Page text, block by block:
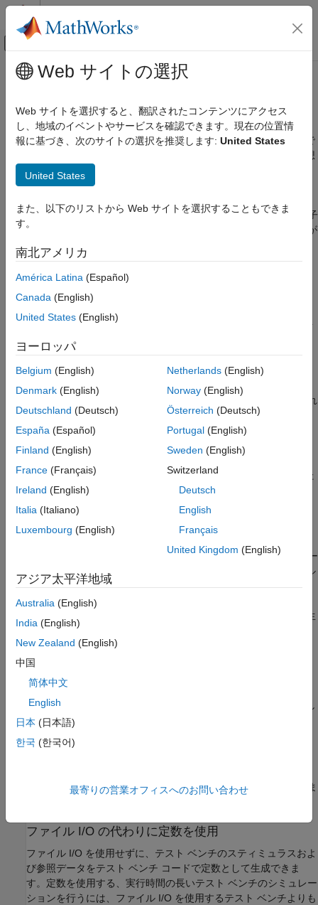
コンテンツへスキップ
オフキャンバス ナビゲーション メ
ドキュメンテーションのホーム
FPGA、ASIC、および SoC 開発
HDL Coder
検証
テスト ベンチ生成
テスト ベンチ生成の仕組み
テスト ベンチ データ ファイル
テスト ベンチのデータ型の制限事項
ファイル I/O の代わりに定数を使用
メインコンテンツ
テスト ベンチ生成
Simulink モデルで指定するサブシステムまたはモデル参照向け
の HDL テスト ベンチを生成できます。コード ジェネレーターで
は、Simulink シミュレーションを実行して入力ベクトルおよび想
定される DUT の出力データを取得することで HDL テスト ベン
チが生成されます。
有効な入力をもつテストベンチを生成するには、DUT の入力端子
に適切なスティミュラスまたはソース ブロックを接続する必要が
あります。そうしないと、テスト入力がゼロで埋められたテスト
ベンチが生成され、DUT の機能が包括的にテストされません。
から得られた DUT のスティミュラスと参照データをデータ ファ
イル (
.dat) に書き込みます。
HDL シミュレーション中に、HDL テスト ベンチは保存されたス
ティミュラスを
ファイルから読み取ります。テスト ベンチ
は、実際の DUT 出力を想定された出力 (.dat ファイルに保存され
ています) と比較します。コードを生成した後、メッセージ ウィ
ンドウにテスト ベンチ データ ファイルへのリンクが表示されま
す。
参照データは、ファイルからデータを読み込む際に遅延があるた
め、既定のテスト ベンチ生成と比較して波形ビューアーで 1 ク
ロック サイクル分遅延します。
テスト ベンチ データ ファイル
DUT の各入力と出力のスティミュラスおよび参照データは、コー
ド ジェネレーターにより、個別のテスト ベンチ データ ファイル
(.dat) に保存されます。ただし、次の例外があります。
複素数データの実数部と虚数部に対して 2 つのファイルが生
成されている。
れている。
ベクトル入力またはベクトル出力のデータは 1 つのファイルとし
て保存されます。
テスト ベンチのデータ型の制限事項
まれている場合、シミュレーション データはファイルに書き込ま
ファイル I/O の代わりに定数を使用
ファイル I/O を使用せずに、テスト ベンチのスティミュラスおよ
び参照データをテスト ベンチ コードで定数として生成できま
す。定数を使用する、実行時間の長いテスト ベンチのシミュレー
ションを行うには、ファイル I/O を使用するテスト ベンチよりも
Web サイトの選択
Web サイトを選択すると、翻訳されたコンテンツにアクセス
し、地域のイベントやサービスを確認できます。現在の位置情
報に基づき、次のサイトの選択を推奨します: United States
United States
また、以下のリストから Web サイトを選択することもできま
す。
南北アメリカ
América Latina (Español)
Canada (English)
United States (English)
ヨーロッパ
Belgium (English)
Denmark (English)
Deutschland (Deutsch)
España (Español)
Finland (English)
France (Français)
Ireland (English)
Italia (Italiano)
Luxembourg (English)
Netherlands(English)
Norway(English)
Österreich (Deutsch)
Portugal(English)
Sweden (English)
Switzerland
Deutsch
English
Français
United Kingdom (English)
アジア太平洋地域
Australia (English)
India (English)
New Zealand (English)
中国
简体中文
English
日本 (日本語)
한국 (한국어)
最寄りの営業オフィスへのお問い合わせ